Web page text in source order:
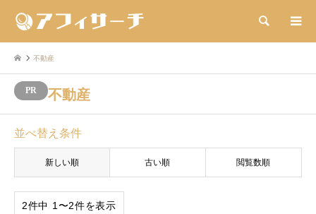
検索
不動産
不動産
並べ替え条件
新しい順 古い順 閲覧数順
2件中 1〜2件を表示